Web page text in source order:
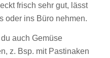
frisch sehr gut, lässt
oder ins Büro nehmen.
auch Gemüse
z. Bsp. mit Pastinaken